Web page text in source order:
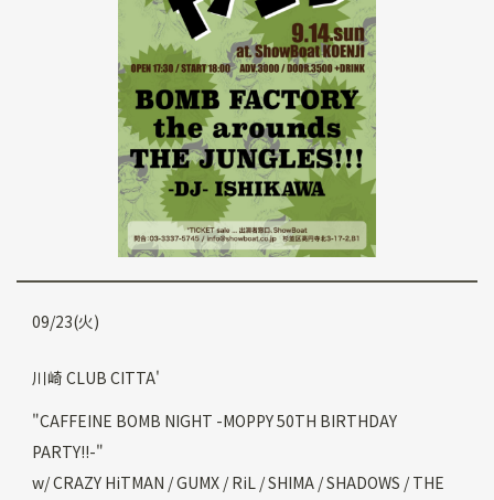
09/23(火)
川崎 CLUB CITTA'
"CAFFEINE BOMB NIGHT -MOPPY 50TH BIRTHDAY
PARTY!!-"
w/ CRAZY HiTMAN / GUMX / RiL / SHIMA / SHADOWS / THE